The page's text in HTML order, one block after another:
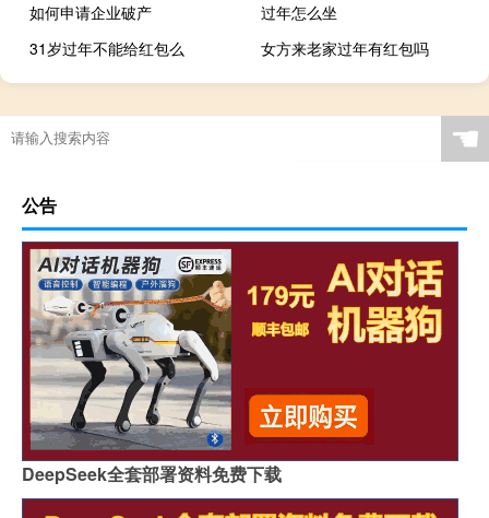
如何申请企业破产
过年怎么坐
31岁过年不能给红包么
女方来老家过年有红包吗
☚
公告
DeepSeek全套部署资料免费下载